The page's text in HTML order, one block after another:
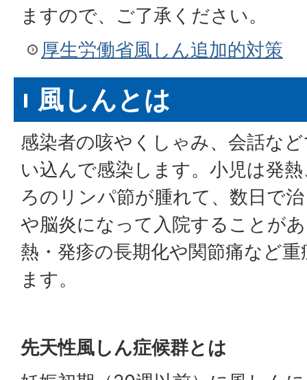
ますので、ご了承ください。
厚生労働省風しん追加的対策
風しんとは
感染者の咳やくしゃみ、会話な
い込んで感染します。小児は発
ろのリンパ節が腫れて、数日で
や脳炎になって入院することが
熱・発疹の長期化や関節痛など
ます。
先天性風しん症候群とは